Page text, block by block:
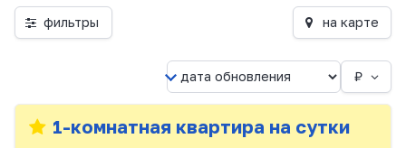
фильтры на карте
₽
1-комнатная квартира на сутки